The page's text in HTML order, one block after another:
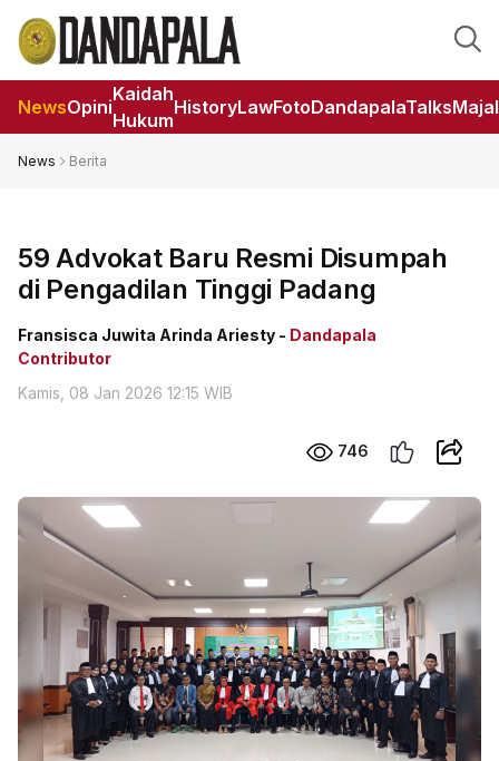
NewsOpini
Kaidah
Hukum
HistoryLawFotoDandapalaTalks
News Berita
59 Advokat Baru Resmi Disumpah
di Pengadilan Tinggi Padang
Fransisca Juwita Arinda Ariesty - Dandapala
Contributor
Kamis, 08 Jan 2026 12:15 WIB
746